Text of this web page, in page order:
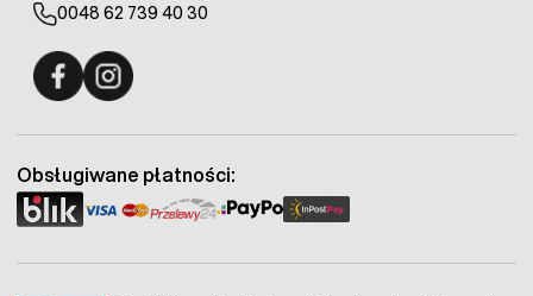
0048 62 739 40 30
Obsługiwane płatności: